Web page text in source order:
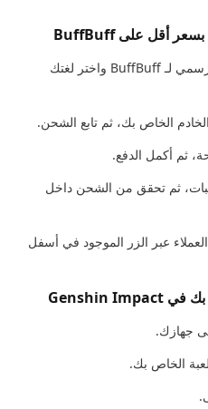
قم بتسجيل الدخول إلى الموقع الرسمي لـ BuffBuff واختر لغتك
ثم أكمل الدفع.
ثم تحقق من الشحن داخل
عبر الزر الموجود في أسفل
الخاص بك.